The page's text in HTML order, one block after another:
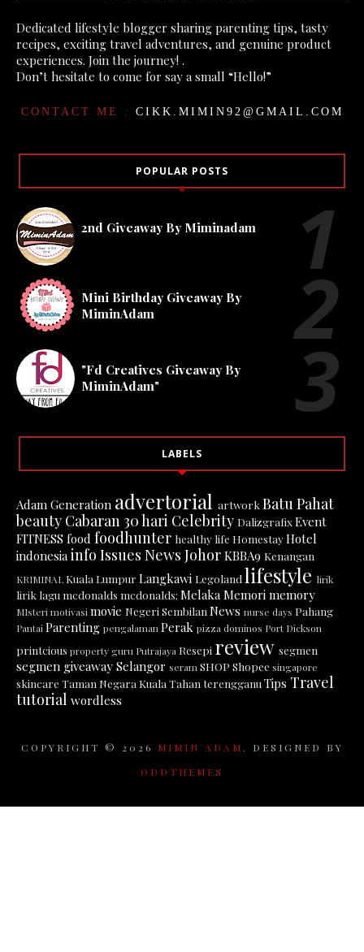
Dedicated lifestyle blogger sharing parenting tips, tasty
recipes, exciting travel adventures, and genuine product
experiences. Join the journey! .
Don’t hesitate to come for say a small “Hello!”
CONTACT ME : CIKK.MIMIN92@GMAIL.COM
POPULAR POSTS
2nd Giveaway By Miminadam
Mini Birthday Giveaway By
MiminAdam
"Fd Creatives Giveaway By
MiminAdam"
LABELS
Adam Generation advertorial artwork Batu Pahat
beauty Cabaran 30 hari Celebrity DalizgrafixEvent
FITNESS food foodhunter healthy life HomestayHotel
indonesia info Issues News Johor KBBA9 Kenangan
KRIMINAL Kuala Lumpur Langkawi Legoland lifestyle lirik
lirik lagu mcdonalds mcdonalds; Melaka Memori memory
MIsteri motivasi movie Negeri Sembilan News nurse days Pahang
Pantai Parenting pengalaman Perak pizza dominos Port Dickson
printcious property guru Putrajaya Resepi review segmen
segmen giveaway Selangor seram SHOP Shopee singapore
skincare Taman Negara Kuala Tahan terengganu Tips Travel
tutorial wordless
COPYRIGHT © 2026 MIMIN ADAM . DESIGNED BY
ODDTHEMES